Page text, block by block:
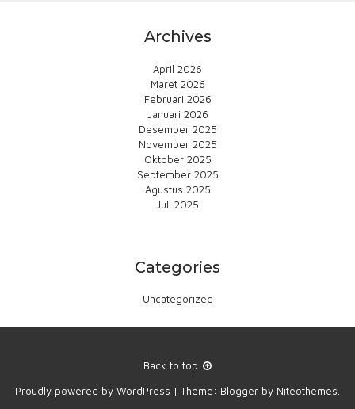
Archives
April 2026
Maret 2026
Februari 2026
Januari 2026
Desember 2025
November 2025
Oktober 2025
September 2025
Agustus 2025
Juli 2025
Categories
Uncategorized
Proudly powered by WordPress | Theme: Blogger by Niteothemes
Back to top